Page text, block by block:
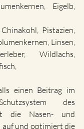
Eigelb,
Pistazien,
Linsen,
Wildlachs,
einen Beitrag im
des
die Nasen- und
auf und optimiert die